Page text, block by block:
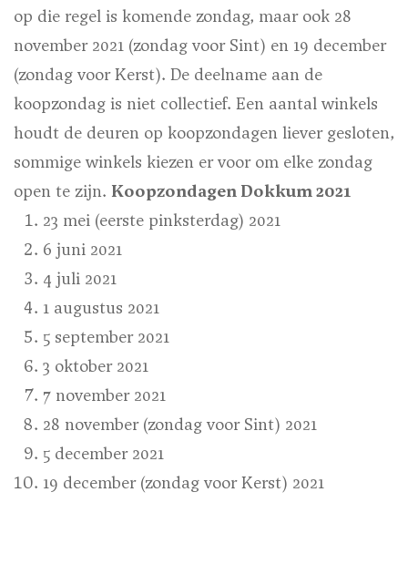
op die regel is komende zondag, maar ook 28
november 2021 (zondag voor Sint) en 19 december
(zondag voor Kerst). De deelname aan de
koopzondag is niet collectief. Een aantal winkels
houdt de deuren op koopzondagen liever gesloten,
sommige winkels kiezen er voor om elke zondag
open te zijn. Koopzondagen Dokkum 2021
23 mei (eerste pinksterdag) 2021
6 juni 2021
4 juli 2021
1 augustus 2021
5 september 2021
3 oktober 2021
7 november 2021
28 november (zondag voor Sint) 2021
5 december 2021
19 december (zondag voor Kerst) 2021